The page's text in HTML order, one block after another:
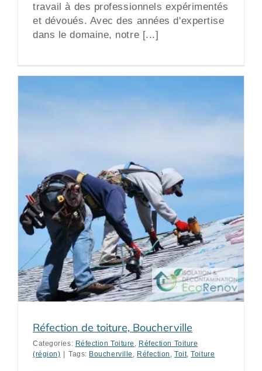
travail à des professionnels expérimentés
et dévoués. Avec des années d'expertise
dans le domaine, notre [...]
Réfection de toiture, Boucherville
Categories: Réfection Toiture
Réfection Toiture
(région) | Tags: Boucherville Réfection ,Toit,Toiture